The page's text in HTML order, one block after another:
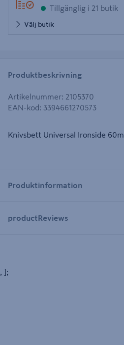
Tillgänglig i 21 butik
Välj butik
Produktbeskrivning
Artikelnummer: 2105370
EAN-kod: 3394661270573
Knivsbett Universal Ironside
Produktinformation
productReviews
, ];